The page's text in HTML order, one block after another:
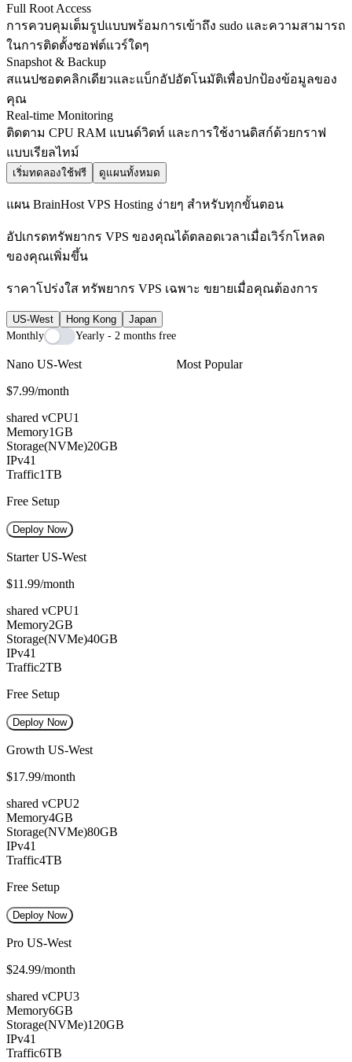
Full Root Access
การควบคุมเต็มรูปแบบพร้อมการเข้าถึง sudo และความสามารถ
ในการติดตั้งซอฟต์แวร์ใดๆ
Snapshot & Backup
สแนปชอตคลิกเดียวและแบ็กอัปอัตโนมัติเพื่อปกป้องข้อมูลของ
คุณ
Real-time Monitoring
ติดตาม CPU RAM แบนด์วิดท์ และการใช้งานดิสก์ด้วยกราฟ
แบบเรียลไทม์
เริ่มทดลองใช้ฟรี ดูแผนทั้งหมด
แผน BrainHost VPS Hosting ง่ายๆ สำหรับทุกขั้นตอน
อัปเกรดทรัพยากร VPS ของคุณได้ตลอดเวลาเมื่อเวิร์กโหลด
ของคุณเพิ่มขึ้น
ราคาโปร่งใส ทรัพยากร VPS เฉพาะ ขยายเมื่อคุณต้องการ
US-West Hong Kong
Japan
Monthly
Yearly - 2 months free
Most Popular
Nano US-West
$7.99/month
shared vCPU1
Memory1GB
Storage(NVMe)20GB
IPv41
Traffic1TB
Free Setup
Deploy Now
Starter US-West
$11.99/month
shared vCPU1
Memory2GB
Storage(NVMe)40GB
IPv41
Traffic2TB
Free Setup
Deploy Now
Growth US-West
$17.99/month
shared vCPU2
Memory4GB
Storage(NVMe)80GB
IPv41
Traffic4TB
Free Setup
Deploy Now
Pro US-West
$24.99/month
shared vCPU3
Memory6GB
Storage(NVMe)120GB
IPv41
Traffic6TB